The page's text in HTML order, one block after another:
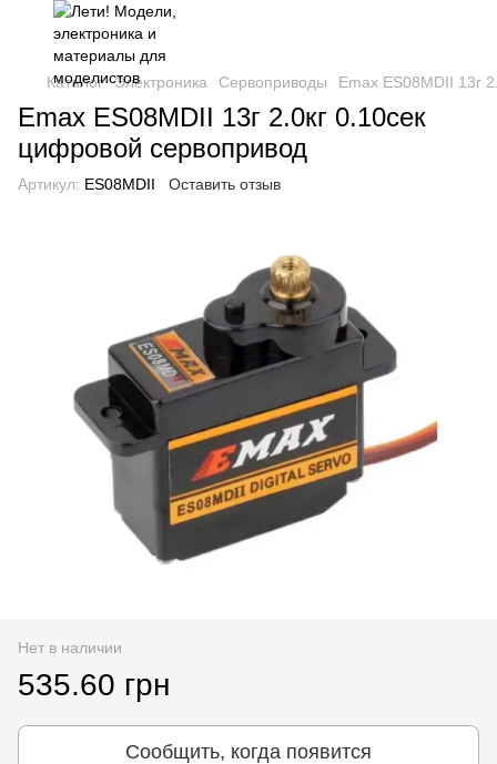
Каталог Электроника Сервоприводы Emax ES08MDII 13г
Emax ES08MDII 13г 2.0кг 0.10сек
цифровой сервопривод
Артикул: ES08MDII Оставить отзыв
Нет в наличии
535.60 грн
Сообщить, когда появится